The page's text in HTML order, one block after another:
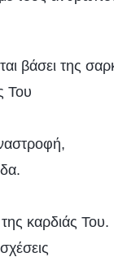
βάσει της
Του
καρδιάς Του.